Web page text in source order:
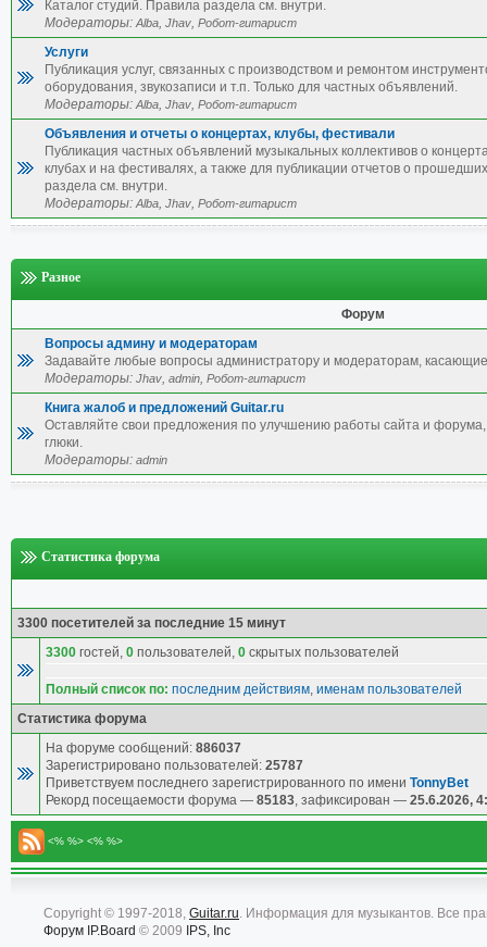
Каталог студий. Правила раздела см. внутри.
Модераторы:Alba, Jhav, Робот-гитарист
Услуги
Публикация услуг, связанных с производством и ремонтом
оборудования, звукозаписи и т.п. Только для частных объявлений.
Модераторы:Alba, Jhav, Робот-гитарист
Объявления и отчеты о концертах, клубы, фестивали
Публикация частных объявлений музыкальных коллективов о
клубах и на фестивалях, а также для публикации отчетов о
раздела см. внутри.
Модераторы:Alba, Jhav, Робот-гитарист
Разное
Форум
Вопросы админу и модераторам
Задавайте любые вопросы администратору и модераторам,
Модераторы: Jhav, admin, Робот-гитарист
Книга жалоб и предложений Guitar.ru
Оставляйте свои предложения по улучшению работы сайта и
глюки.
Модераторы: admin
Статистика форума
3300 посетителей за последние 15 минут
3300 гостей, 0 пользователей, 0 скрытых пользователей
Полный список по: последним действиям, именам пользователей
Статистика форума
На форуме сообщений: 886037
Зарегистрировано пользователей: 25787
Приветствуем последнего зарегистрированного по имени TonnyBet
Рекорд посещаемости форума — 85183, зафиксирован — 25.6.2026,
<% %> <% %>
Copyright © 1997-2018, Guitar.ru. Информация для музыкантов. Все
Форум IP.Board © 2009 IPS, Inc